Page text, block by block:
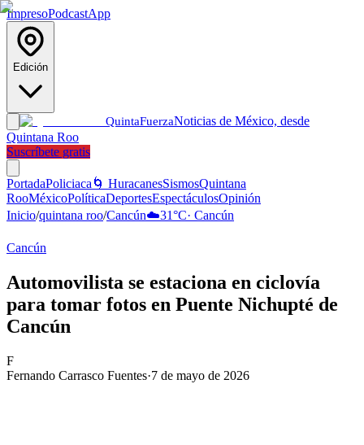
ImpresoPodcastApp
Edición
QuintaFuerzaNoticias de México, desde
Quintana Roo
Suscríbete gratis
PortadaPoliciaca 🌀 HuracanesSismosQuintana
RooMéxicoPolíticaDeportesEspectáculosOpinión
Inicio/quintana roo/Cancún☁️31°C· Cancún
Cancún
Automovilista se estaciona en ciclovía
para tomar fotos en Puente Nichupté de
Cancún
F
Fernando Carrasco Fuentes·7 de mayo de 2026